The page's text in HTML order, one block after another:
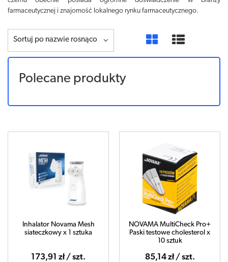
farmaceutycznej i znajomość lokalnego rynku farmaceutycznego.
Sortuj po nazwie rosnąco
Polecane produkty
Inhalator Novama Mesh
siateczkowy x 1 sztuka
173,91 zł / szt.
NOVAMA MultiCheck Pro+
Paski testowe cholesterol x
10 sztuk
85,14 zł / szt.